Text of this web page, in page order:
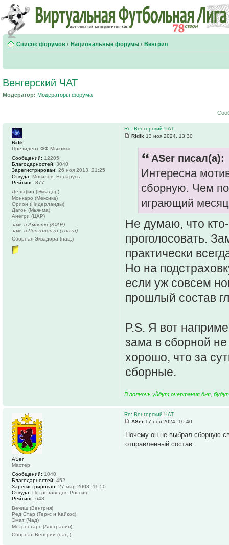
Список форумов ‹ Национальные форумы ‹ Венгрия
Венгерский ЧАТ
Модератор: Модераторы форума
Re: Венгерский ЧАТ
Ridik 13 ноя 2024, 13:30
ASer писал(а):
Интересна
сборную. Чем
играющий
Не думаю, что
проголосовать.
практически
Но на
если уж совсем
прошлый состав
P.S. Я вот
зама в сборной
хорошо, что за
сборные.
В полночь уйдут очертания дня,
Ridik
Президент ФФ Мьянмы
Сообщений: 12205
Благодарностей: 3040
Зарегистрирован: 26 ноя 2013, 21:25
Откуда: Могилёв, Беларусь
Рейтинг: 877
Дельфин (Эквадор)
Монкаро (Мексика)
Орион (Нидерланды)
Дагон (Мьянма)
Анегри (ЦАР)
зам. в Амвоти (ЮАР)
зам. в Лонголонго (Тонга)
Сборная Эквадора (нац.)
Re: Венгерский ЧАТ
ASer 17 ноя 2024, 10:40
Почему он не выбрал сборную
отправленный состав.
ASer
Мастер
Сообщений: 1040
Благодарностей: 452
Зарегистрирован: 27 мар 2008, 11:50
Откуда: Петрозаводск, Россия
Рейтинг: 648
Вечиш (Венгрия)
Ред Стар (Теркс и Кайкос)
Эмат (Чад)
Метростарс (Австралия)
Сборная Венгрии (нац.)